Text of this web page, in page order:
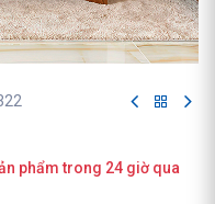
phẩm trong 24 giờ qua